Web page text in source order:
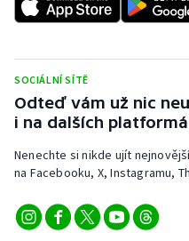
Rychlobruslení
Rychlostní kanoistika
Short track
Sportovní střelba
Triatlon
SOCIÁLNÍ SÍTĚ
Odteď vám už nic
i na dalších
Nenechte si nikde ujít
na Facebooku, X, Instagramu,